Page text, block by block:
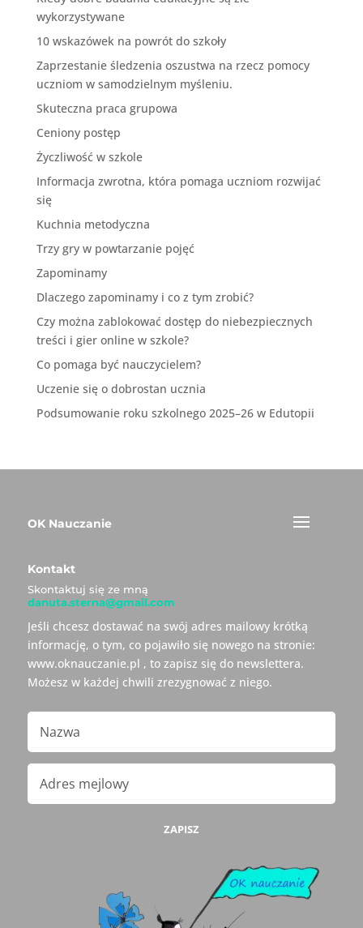
wykorzystywane
10 wskazówek na powrót do szkoły
Zaprzestanie śledzenia oszustwa na rzecz pomocy
uczniom w samodzielnym myśleniu.
Skuteczna praca grupowa
Ceniony postęp
Życzliwość w szkole
Informacja zwrotna, która pomaga uczniom rozwijać
się
Kuchnia metodyczna
Trzy gry w powtarzanie pojęć
Zapominamy
Dlaczego zapominamy i co z tym zrobić?
Czy można zablokować dostęp do niebezpiecznych
treści i gier online w szkole?
Co pomaga być nauczycielem?
Uczenie się o dobrostan ucznia
Podsumowanie roku szkolnego 2025–26 w Edutopii
OK Nauczanie
Kontakt
Skontaktuj się ze mną
danuta.sterna@gmail.com
Jeśli chcesz dostawać na swój adres mailowy krótką
informację, o tym, co pojawiło się nowego na stronie:
www.oknauczanie.pl , to zapisz się do newslettera.
Możesz w każdej chwili zrezygnować z niego.
ZAPISZ